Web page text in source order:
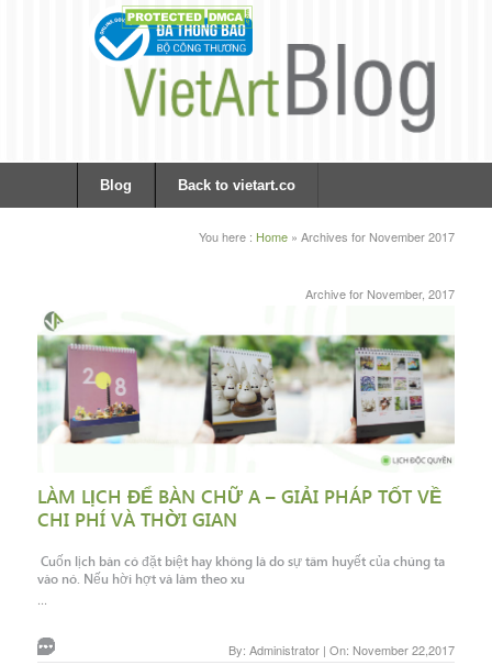
Blog Back to vietart.co
You here : Home » Archives for November 2017
Archive for November, 2017
LÀM LỊCH ĐỂ BÀN CHỮ A – GIẢI PHÁP TỐT VỀ
CHI PHÍ VÀ THỜI GIAN
Cuốn lịch bàn có đặt biệt hay không là do sự tâm huyết của chúng ta
vào nó. Nếu hời hợt và làm theo xu
...
By: Administrator | On: November 22,2017